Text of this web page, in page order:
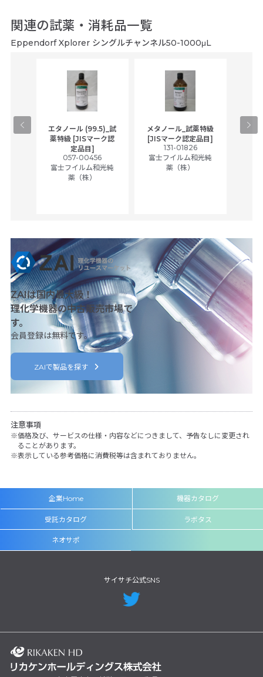
関連の試薬・消耗品一覧
Eppendorf Xplorer シングルチャンネル50-1000μL
エタノール (99.5)_試
薬特級 [JISマーク認
定品目]
057-00456
富士フイルム和光純
薬（株）
メタノール_試薬特級
[JISマーク認定品目]
131-01826
富士フイルム和光純
薬（株）
ア
ZAIは国内最大級！
理化学機器の中古販売市場で
す。
会員登録は無料です。
ZAIで製品を探す
注意事項
価格及び、サービスの仕様・内容などにつきまして、予告なしに変更され
ることがあります。
表示している参考価格に消費税等は含まれておりません。
企業Home 機器カタログ
受託カタログ ラボタス
ネオサポ
サイサチ公式SNS